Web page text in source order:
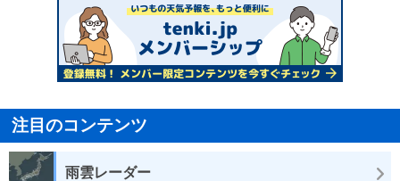
注目のコンテンツ
雨雲レーダー